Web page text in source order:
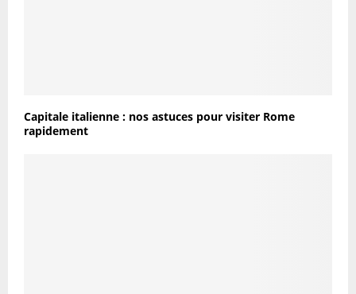
Capitale italienne : nos astuces pour visiter Rome
rapidement